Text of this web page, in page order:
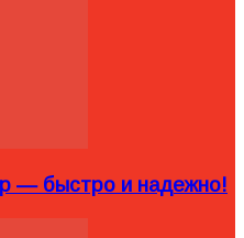
— быстро и надежно!